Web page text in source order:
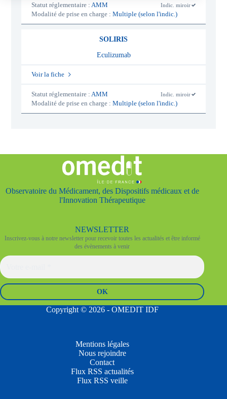
Statut réglementaire : AMM Indic. miroir
-
o
i
Modalité de prise en charge :Multiple (selon l'indic.)
SOLIRIS
Eculizumab
Voir la fiche
Statut réglementaire : AMM Indic. miroir
-
o
i
Modalité de prise en charge :Multiple (selon l'indic.)
Observatoire du Médicament, des Dispositifs médicaux et de
l'Innovation Thérapeutique
NEWSLETTER
Inscrivez-vous à notre newsletter pour recevoir toutes les actualités et être informé
des évènements à venir
Copyright © 2026 - OMEDIT IDF
Mentions légales
Nous rejoindre
Contact
Flux RSS actualités
Flux RSS veille